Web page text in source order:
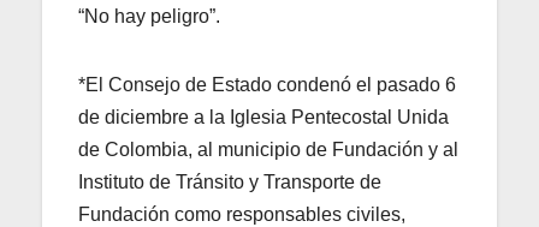
“No hay peligro”.
*El Consejo de Estado condenó el pasado 6
de diciembre a la Iglesia Pentecostal Unida
de Colombia, al municipio de Fundación y al
Instituto de Tránsito y Transporte de
Fundación como responsables civiles,